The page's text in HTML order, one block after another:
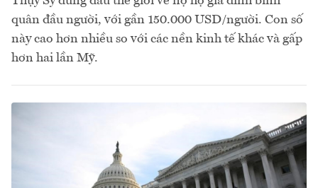
quân đầu người, với gần 150.000 USD/người. Con số
này cao hơn nhiều so với các nền kinh tế khác và gấp
hơn hai lần Mỹ.